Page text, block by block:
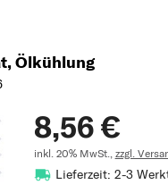
Ölkühlung
8,56 €
inkl. 20% MwSt., zzgl.
Lieferzeit: 2-3